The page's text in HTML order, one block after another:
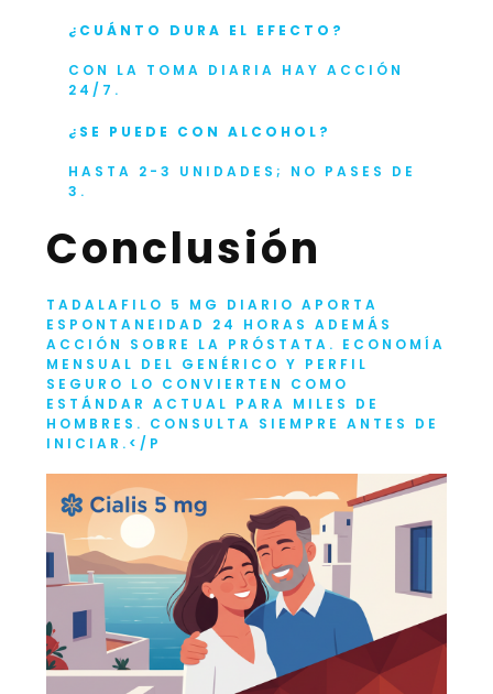
¿CUÁNTO DURA EL EFECTO?
CON LA TOMA DIARIA HAY ACCIÓN
24/7.
¿SE PUEDE CON ALCOHOL?
HASTA 2-3 UNIDADES; NO PASES DE
3.
Conclusión
TADALAFILO 5 MG DIARIO APORTA
ESPONTANEIDAD 24 HORAS ADEMÁS
ACCIÓN SOBRE LA PRÓSTATA. ECONOMÍA
MENSUAL DEL GENÉRICO Y PERFIL
SEGURO LO CONVIERTEN COMO
ESTÁNDAR ACTUAL PARA MILES DE
HOMBRES. CONSULTA SIEMPRE ANTES DE
INICIAR.</P